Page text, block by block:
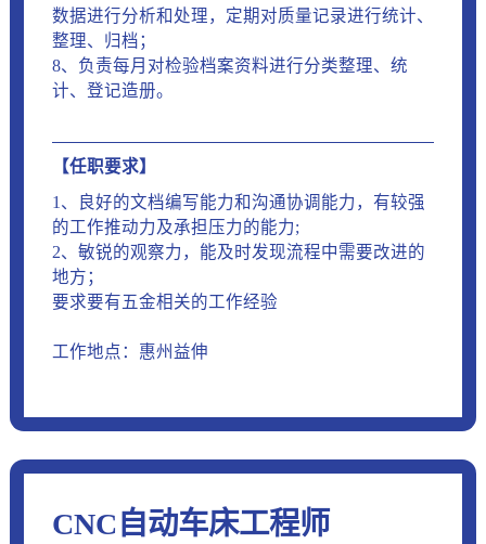
数据进行分析和处理，定期对质量记录进行统计、
整理、归档；
8、负责每月对检验档案资料进行分类整理、统
计、登记造册。
【任职要求】
1、良好的文档编写能力和沟通协调能力，有较强
的工作推动力及承担压力的能力;
2、敏锐的观察力，能及时发现流程中需要改进的
地方；
要求要有五金相关的工作经验
工作地点：惠州益伸
CNC自动车床工程师